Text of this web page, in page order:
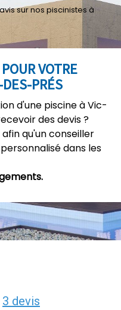
VOTRE
PRÉS
d'une piscine à Vic-
des devis ?
afin qu'un conseiller
dans les
avis sur nos piscinistes à
3 devis